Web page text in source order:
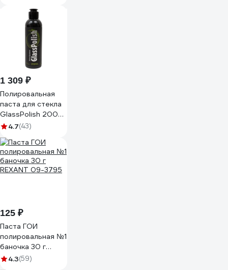
1 309 ₽
Полировальная
паста для стекла
GlassPolish 200
мл Shine systems
4.7(43)
125 ₽
Паста ГОИ
полировальная №1
баночка 30 г
REXANT 09-3795
4.3(59)